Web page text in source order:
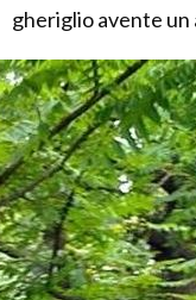
gheriglio avente